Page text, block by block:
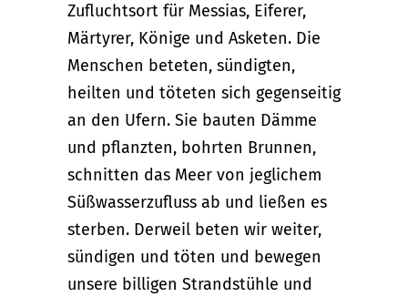
Zufluchtsort für Messias, Eiferer,
Märtyrer, Könige und Asketen. Die
Menschen beteten, sündigten,
heilten und töteten sich gegenseitig
an den Ufern. Sie bauten Dämme
und pflanzten, bohrten Brunnen,
schnitten das Meer von jeglichem
Süßwasserzufluss ab und ließen es
sterben. Derweil beten wir weiter,
sündigen und töten und bewegen
unsere billigen Strandstühle und